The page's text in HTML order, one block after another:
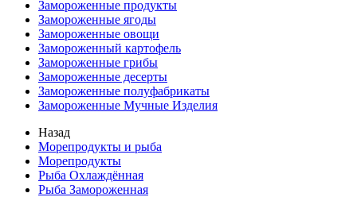
Замороженные продукты
Замороженные ягоды
Замороженные овощи
Замороженный картофель
Замороженные грибы
Замороженные десерты
Замороженные полуфабрикаты
Замороженные Мучные Изделия
Назад
Морепродукты и рыба
Морепродукты
Рыба Охлаждённая
Рыба Замороженная